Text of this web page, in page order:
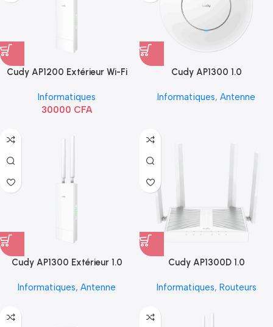
Cudy AP1200 Extérieur Wi-Fi
Informatiques
30000 CFA
Cudy AP1300 1.0
Informatiques, Antenne
Cudy AP1300 Extérieur 1.0
Informatiques, Antenne
Cudy AP1300D 1.0
Informatiques, Routeurs